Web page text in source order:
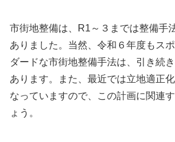
市街地整備は、R1～３までは整備手
ありました。当然、令和６年度もス
ダードな市街地整備手法は、引き続
あります。また、最近では立地適正
なっていますので、この計画に関連
ょう。